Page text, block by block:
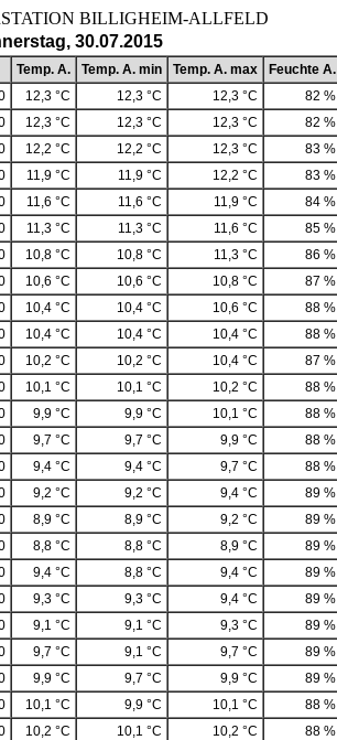
BILLIGHEIM-
30.07.2015
Temp. A. Temp. A. min Temp. A. max
Feuchte A.
12,3 °C 12,3 °C 12,3 °C
82 %
12,3 °C 12,3 °C 12,3 °C
82 %
12,2 °C 12,2 °C 12,3 °C
83 %
11,9 °C 11,9 °C 12,2 °C
83 %
11,6 °C 11,6 °C 11,9 °C
84 %
11,3 °C 11,3 °C 11,6 °C
85 %
10,8 °C 10,8 °C 11,3 °C
86 %
10,6 °C 10,6 °C 10,8 °C
87 %
10,4 °C 10,4 °C 10,6 °C
88 %
10,4 °C 10,4 °C 10,4 °C
88 %
10,2 °C 10,2 °C 10,4 °C
87 %
10,1 °C 10,1 °C 10,2 °C
88 %
9,9 °C 9,9 °C 10,1 °C
88 %
9,7 °C 9,7 °C 9,9 °C
88 %
9,4 °C 9,4 °C 9,7 °C
88 %
9,2 °C 9,2 °C 9,4 °C
89 %
8,9 °C 8,9 °C 9,2 °C
89 %
8,8 °C 8,8 °C 8,9 °C
89 %
9,4 °C 8,8 °C 9,4 °C
89 %
9,3 °C 9,3 °C 9,4 °C
89 %
9,1 °C 9,1 °C 9,3 °C
89 %
9,7 °C 9,1 °C 9,7 °C
89 %
9,9 °C 9,7 °C 9,9 °C
89 %
10,1 °C 9,9 °C 10,1 °C
88 %
10,2 °C 10,1 °C 10,2 °C
88 %